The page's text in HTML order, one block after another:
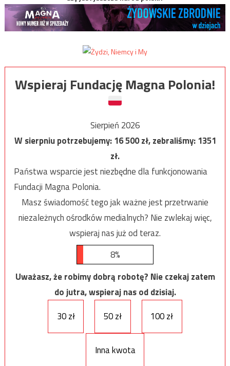
Wspieraj Fundację Magna Polonia!
Sierpień 2026
W sierpniu potrzebujemy:16 500zł, zebraliśmy:1351
zł.
Państwa wsparcie jest niezbędne dla funkcjonowania
Fundacji Magna Polonia.
Masz świadomość tego jak ważne jest przetrwanie
niezależnych ośrodków medialnych? Nie zwlekaj więc,
wspieraj nas już od teraz.
8%
Uważasz, że robimy dobrą robotę? Nie czekaj zatem
do jutra, wspieraj nas od dzisiaj.
30 zł
50 zł 100 zł
Inna kwota